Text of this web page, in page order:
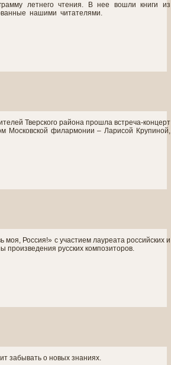
летнего чтения. В нее вошли книги из
нашими читателями.
Тверского района прошла встреча-концерт
Московской филармонии – Ларисой Крупиной,
Россия!» с участием лауреата российских и
русских композиторов.
забывать о новых знаниях.